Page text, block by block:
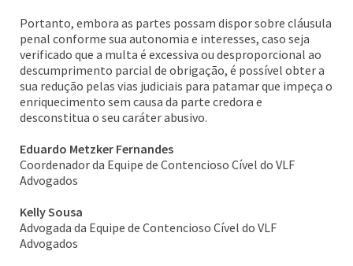
Portanto, embora as partes possam dispor sobre cláusula
penal conforme sua autonomia e interesses, caso seja
verificado que a multa é excessiva ou desproporcional ao
descumprimento parcial de obrigação, é possível obter a
sua redução pelas vias judiciais para patamar que impeça o
enriquecimento sem causa da parte credora e
desconstitua o seu caráter abusivo.
Eduardo Metzker Fernandes
Coordenador da Equipe de Contencioso Cível do VLF
Advogados
Kelly Sousa
Advogada da Equipe de Contencioso Cível do VLF
Advogados